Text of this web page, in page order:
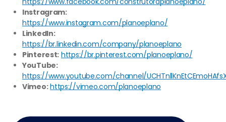
Instragram:
https://www.instagram.com/planoeplano/
LinkedIn:
https://br.linkedin.com/company/planoeplano
Pinterest: https://br.pinterest.com/planoeplano/
YouTube:
https://www.youtube.com/channel/
Vimeo:https://vimeo.com/planoeplano